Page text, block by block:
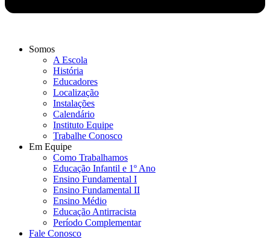
Somos
A Escola
História
Educadores
Localização
Instalações
Calendário
Instituto Equipe
Trabalhe Conosco
Em Equipe
Como Trabalhamos
Educação Infantil e 1º Ano
Ensino Fundamental I
Ensino Fundamental II
Ensino Médio
Educação Antirracista
Período Complementar
Fale Conosco